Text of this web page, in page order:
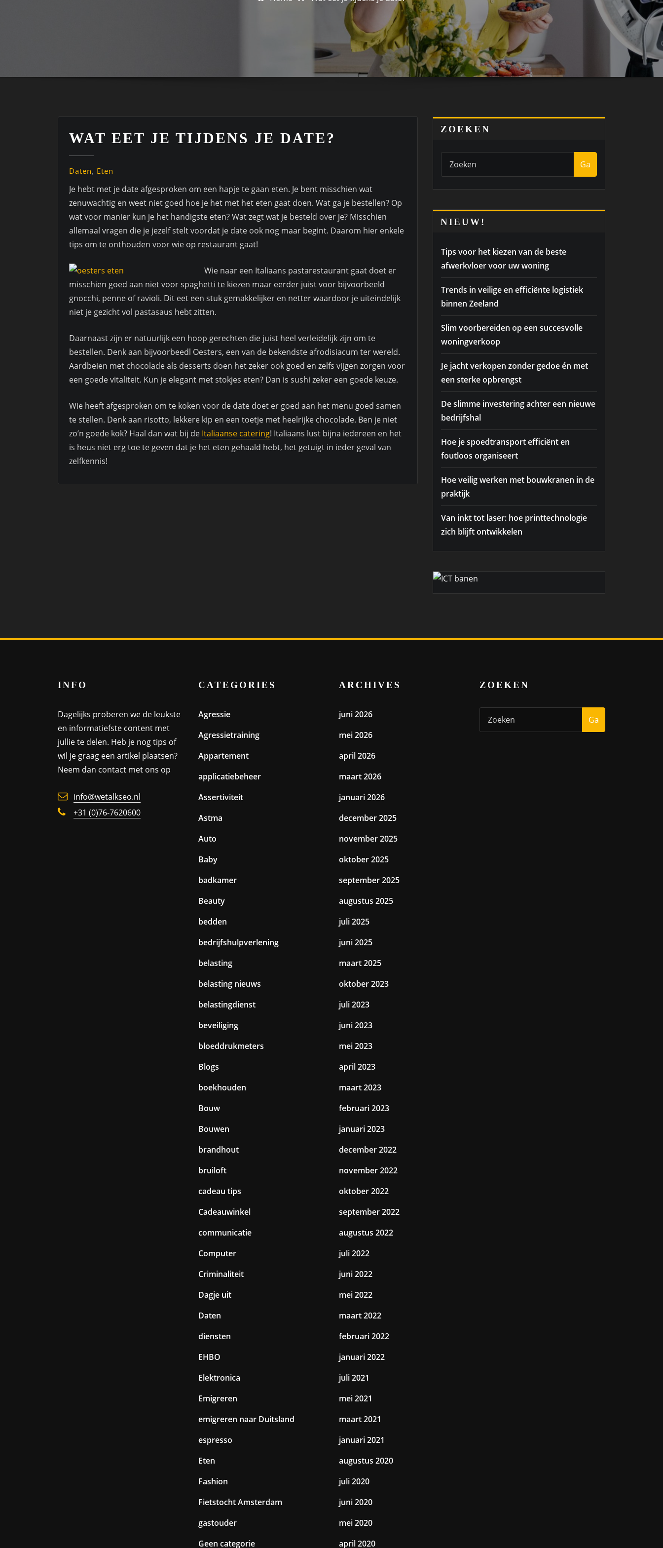
WAT EET JE TIJDENS JE DATE?
Daten, Eten
Je hebt met je date afgesproken om een hapje te gaan eten. Je bent misschien wat
zenuwachtig en weet niet goed hoe je het met het eten gaat doen. Wat ga je bestellen? Op
wat voor manier kun je het handigste eten? Wat zegt wat je besteld over je? Misschien
allemaal vragen die je jezelf stelt voordat je date ook nog maar begint. Daarom hier enkele
tips om te onthouden voor wie op restaurant gaat!
Wie naar een Italiaans pastarestaurant gaat doet er
misschien goed aan niet voor spaghetti te kiezen maar eerder juist voor bijvoorbeeld
gnocchi, penne of ravioli. Dit eet een stuk gemakkelijker en netter waardoor je uiteindelijk
niet je gezicht vol pastasaus hebt zitten.
Daarnaast zijn er natuurlijk een hoop gerechten die juist heel verleidelijk zijn om te
bestellen. Denk aan bijvoorbeedl Oesters, een van de bekendste afrodisiacum ter wereld.
Aardbeien met chocolade als desserts doen het zeker ook goed en zelfs vijgen zorgen voor
een goede vitaliteit. Kun je elegant met stokjes eten? Dan is sushi zeker een goede keuze.
Wie heeft afgesproken om te koken voor de date doet er goed aan het menu goed samen
te stellen. Denk aan risotto, lekkere kip en een toetje met heelrijke chocolade. Ben je niet
zo’n goede kok? Haal dan wat bij de Italiaanse catering! Italiaans lust bijna iedereen en het
is heus niet erg toe te geven dat je het eten gehaald hebt, het getuigt in ieder geval van
zelfkennis!
ZOEKEN
Ga
NIEUW!
Tips voor het kiezen van de beste
afwerkvloer voor uw woning
Trends in veilige en efficiënte logistiek
binnen Zeeland
Slim voorbereiden op een succesvolle
woningverkoop
Je jacht verkopen zonder gedoe én met
een sterke opbrengst
De slimme investering achter een nieuwe
bedrijfshal
Hoe je spoedtransport efficiënt en
foutloos organiseert
Hoe veilig werken met bouwkranen in de
praktijk
Van inkt tot laser: hoe printtechnologie
zich blijft ontwikkelen
INFO
Dagelijks proberen we de leukste
en informatiefste content met
jullie te delen. Heb je nog tips of
wil je graag een artikel plaatsen?
Neem dan contact met ons op
info@wetalkseo.nl
+31 (0)76-7620600
CATEGORIES
Agressie
Agressietraining
Appartement
applicatiebeheer
Assertiviteit
Astma
Auto
Baby
badkamer
Beauty
bedden
bedrijfshulpverlening
belasting
belasting nieuws
belastingdienst
beveiliging
bloeddrukmeters
Blogs
boekhouden
Bouw
Bouwen
brandhout
bruiloft
cadeau tips
Cadeauwinkel
communicatie
Computer
Criminaliteit
Dagje uit
Daten
diensten
EHBO
Elektronica
Emigreren
emigreren naar Duitsland
espresso
Eten
Fashion
Fietstocht Amsterdam
gastouder
Geen categorie
ARCHIVES
juni 2026
mei 2026
april 2026
maart 2026
januari 2026
december 2025
november 2025
oktober 2025
september 2025
augustus 2025
juli 2025
juni 2025
maart 2025
oktober 2023
juli 2023
juni 2023
mei 2023
april 2023
maart 2023
februari 2023
januari 2023
december 2022
november 2022
oktober 2022
september 2022
augustus 2022
juli 2022
juni 2022
mei 2022
maart 2022
februari 2022
januari 2022
juli 2021
mei 2021
maart 2021
januari 2021
augustus 2020
juli 2020
juni 2020
mei 2020
april 2020
ZOEKEN
Ga